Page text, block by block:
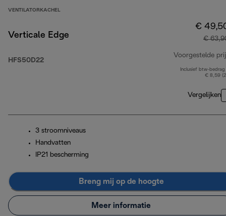
VENTILATORKACHEL
Verticale Edge
HFS50D22
€
€
Voorgestelde
Inclusief btw-bedrag
€ 8,59
Vergelijken
3 stroomniveaus
Handvatten
IP21 bescherming
Breng mij op de hoogte
Meer informatie